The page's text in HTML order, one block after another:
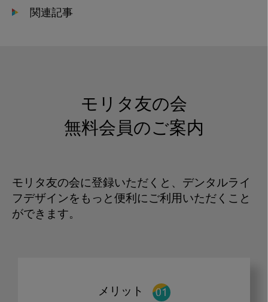
関連記事
モリタ友の会
無料会員のご案内
モリタ友の会に登録いただくと、デンタルライ
フデザインをもっと便利にご利用いただくこと
ができます。
メリット